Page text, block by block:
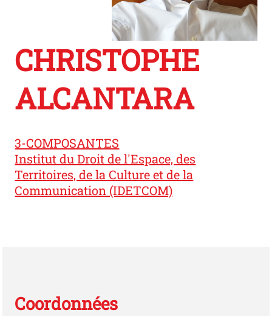
CHRISTOPHE
ALCANTARA
3-COMPOSANTES
Institut du Droit de l'Espace, des
Territoires, de la Culture et de la
Communication (IDETCOM)
Coordonnées